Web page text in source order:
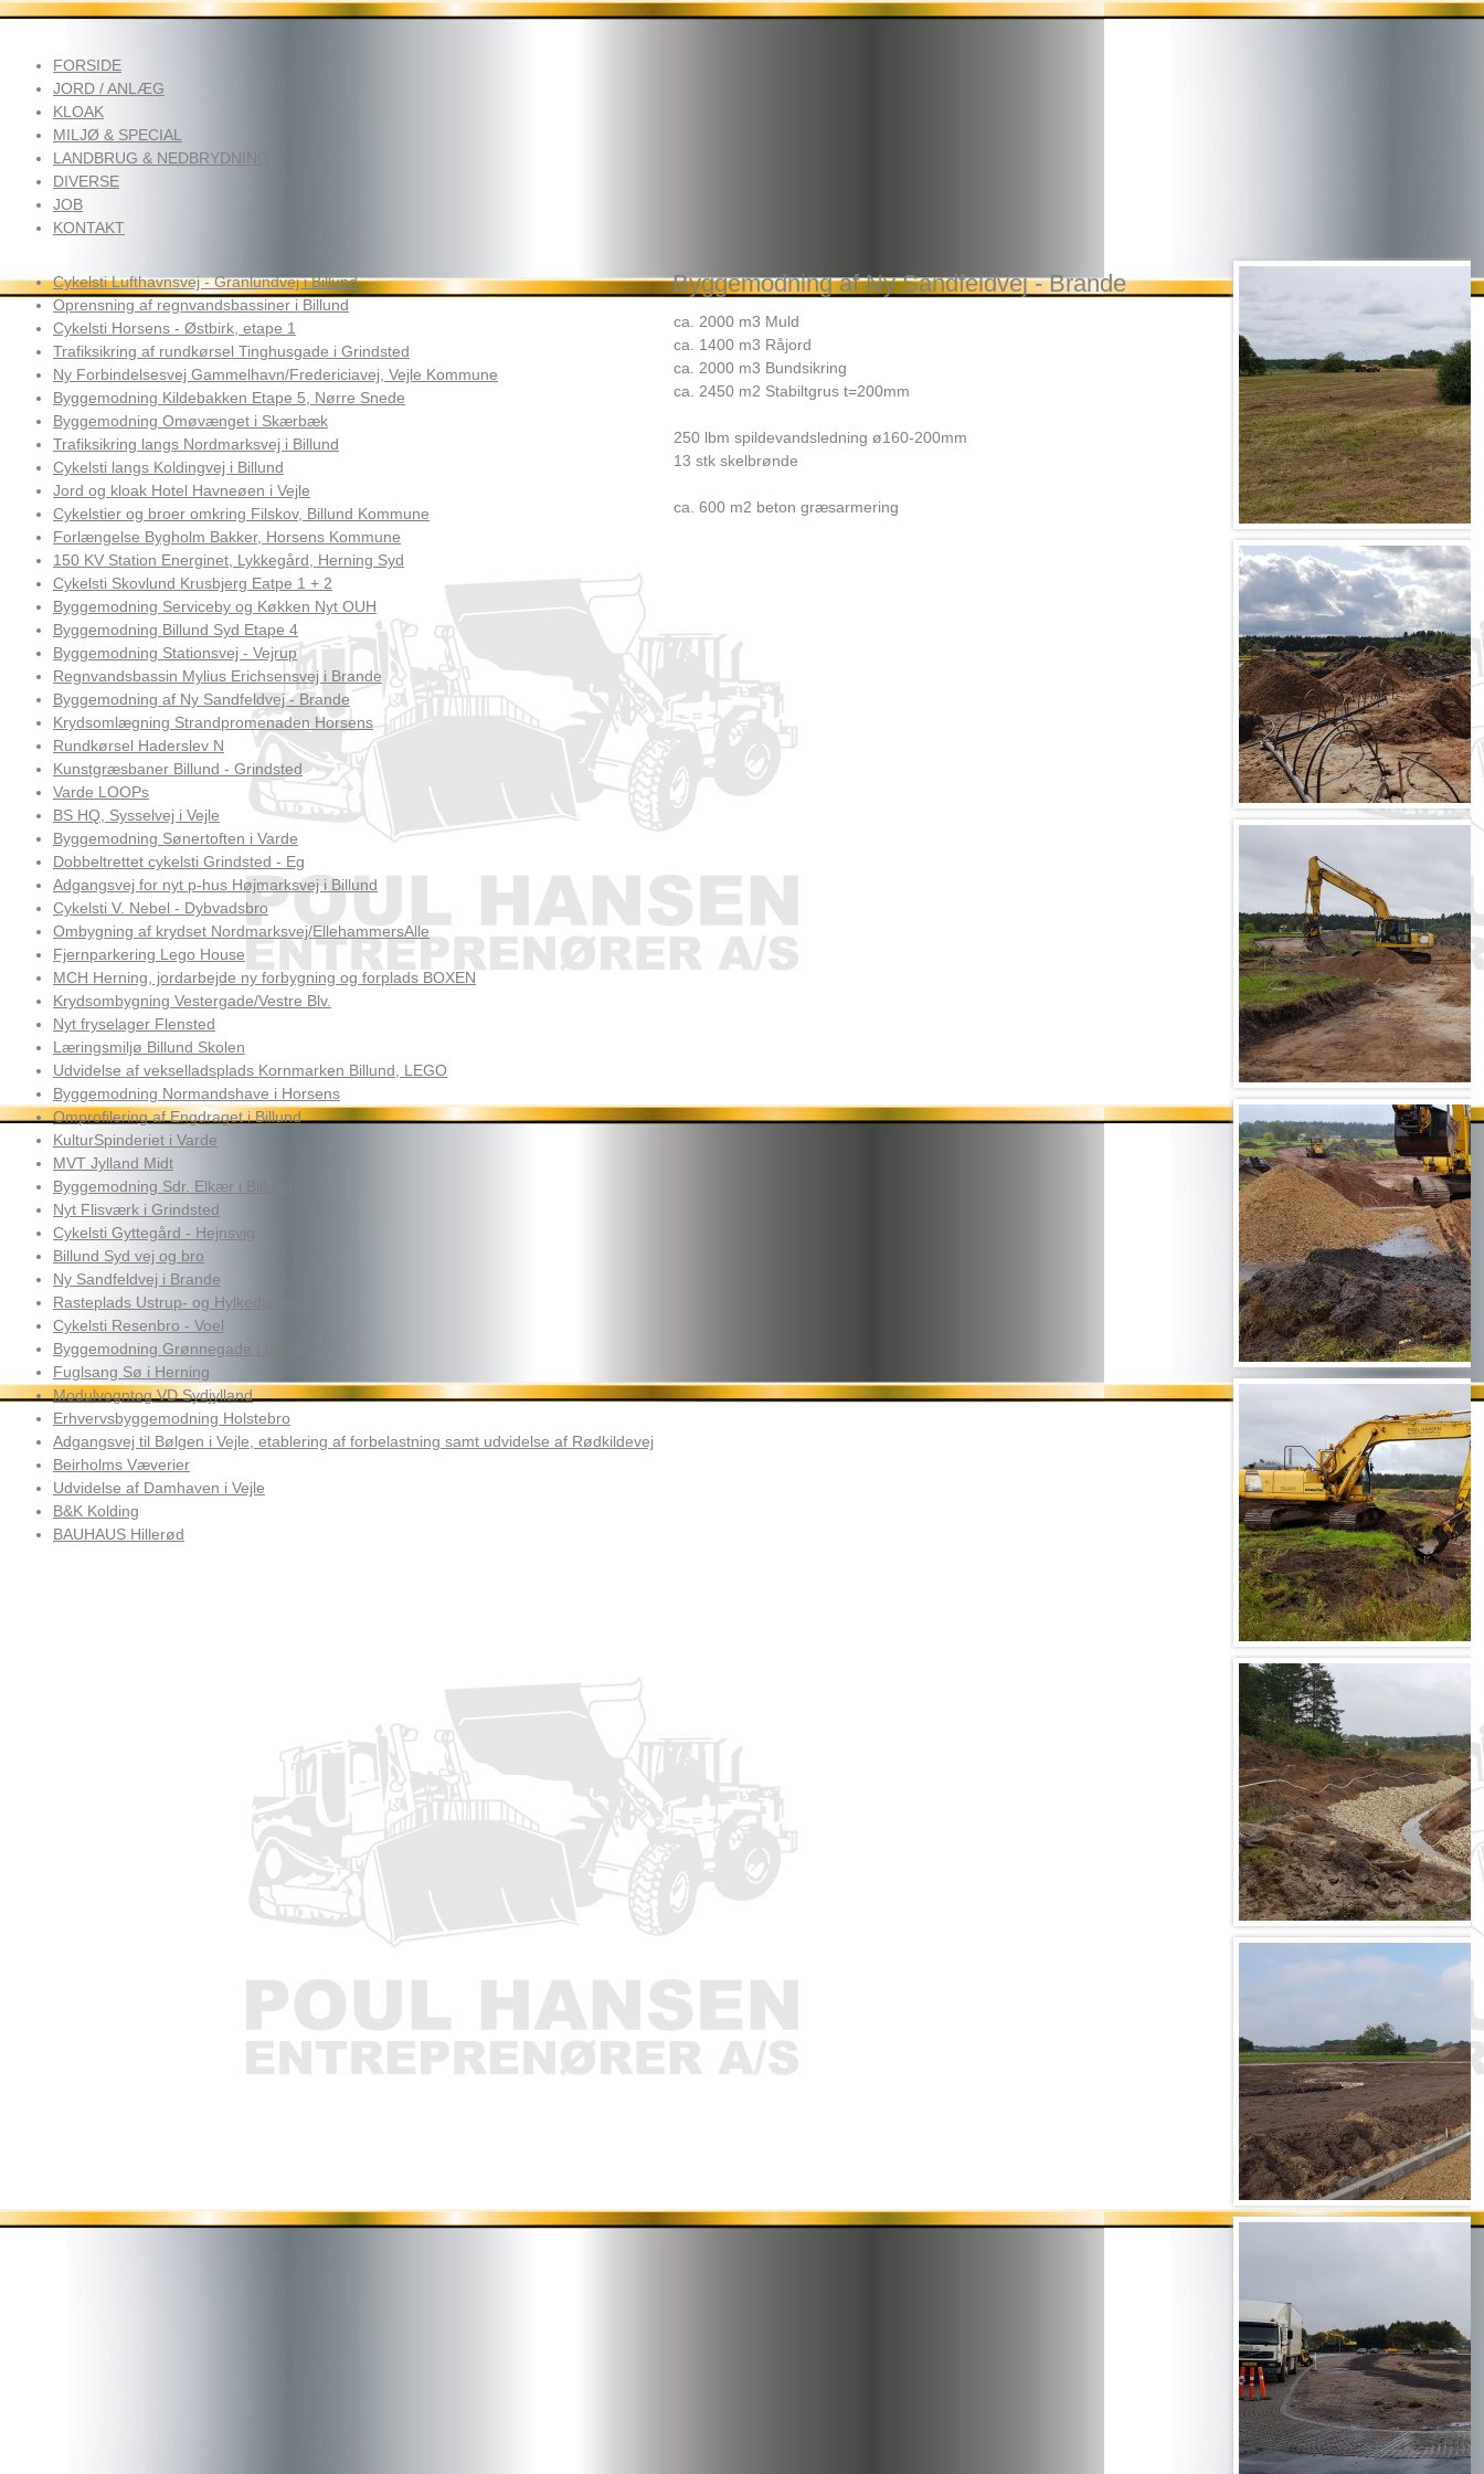
FORSIDE
JORD / ANLÆG
KLOAK
MILJØ & SPECIAL
LANDBRUG & NEDBRYDNING
DIVERSE
JOB
KONTAKT
Cykelsti Lufthavnsvej - Granlundvej i Billund
Oprensning af regnvandsbassiner i Billund
Cykelsti Horsens - Østbirk, etape 1
Trafiksikring af rundkørsel Tinghusgade i Grindsted
Ny Forbindelsesvej Gammelhavn/Fredericiavej, Vejle Kommune
Byggemodning Kildebakken Etape 5, Nørre Snede
Byggemodning Omøvænget i Skærbæk
Trafiksikring langs Nordmarksvej i Billund
Cykelsti langs Koldingvej i Billund
Jord og kloak Hotel Havneøen i Vejle
Cykelstier og broer omkring Filskov, Billund Kommune
Forlængelse Bygholm Bakker, Horsens Kommune
150 KV Station Energinet, Lykkegård, Herning Syd
Cykelsti Skovlund Krusbjerg Eatpe 1 + 2
Byggemodning Serviceby og Køkken Nyt OUH
Byggemodning Billund Syd Etape 4
Byggemodning Stationsvej - Vejrup
Regnvandsbassin Mylius Erichsensvej i Brande
Byggemodning af Ny Sandfeldvej - Brande
Krydsomlægning Strandpromenaden Horsens
Rundkørsel Haderslev N
Kunstgræsbaner Billund - Grindsted
Varde LOOPs
BS HQ, Sysselvej i Vejle
Byggemodning Sønertoften i Varde
Dobbeltrettet cykelsti Grindsted - Eg
Adgangsvej for nyt p-hus Højmarksvej i Billund
Cykelsti V. Nebel - Dybvadsbro
Ombygning af krydset Nordmarksvej/EllehammersAlle
Fjernparkering Lego House
MCH Herning, jordarbejde ny forbygning og forplads BOXEN
Krydsombygning Vestergade/Vestre Blv.
Nyt fryselager Flensted
Læringsmiljø Billund Skolen
Udvidelse af vekselladsplads Kornmarken Billund, LEGO
Byggemodning Normandshave i Horsens
Omprofilering af Engdraget i Billund
KulturSpinderiet i Varde
MVT Jylland Midt
Byggemodning Sdr. Elkær i Billund
Nyt Flisværk i Grindsted
Cykelsti Gyttegård - Hejnsvig
Billund Syd vej og bro
Ny Sandfeldvej i Brande
Rasteplads Ustrup- og Hylkedal vest
Cykelsti Resenbro - Voel
Byggemodning Grønnegade i Ølgod
Fuglsang Sø i Herning
Modulvogntog VD Sydjylland
Erhvervsbyggemodning Holstebro
Adgangsvej til Bølgen i Vejle, etablering af forbelastning samt udvidelse af Rødkildevej
Beirholms Væverier
Udvidelse af Damhaven i Vejle
B&K Kolding
BAUHAUS Hillerød
Byggemodning af Ny Sandfeldvej - Brande
ca. 2000 m3 Muld
ca. 1400 m3 Råjord
ca. 2000 m3 Bundsikring
ca. 2450 m2 Stabiltgrus t=200mm
250 lbm spildevandsledning ø160-200mm
13 stk skelbrønde
ca. 600 m2 beton græsarmering